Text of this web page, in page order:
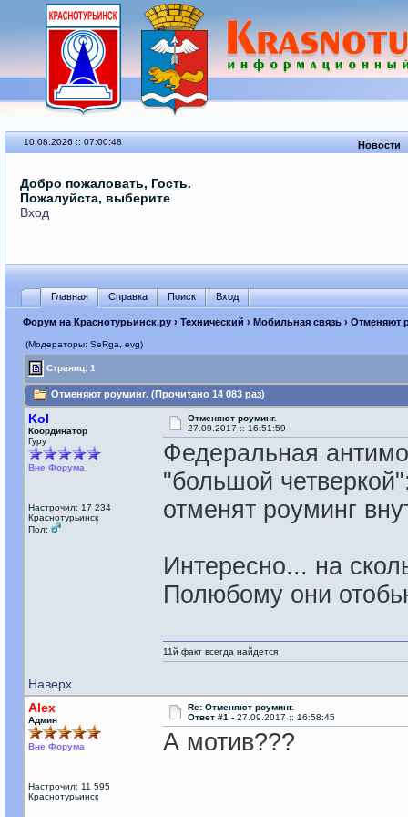
10.08.2026 :: 07:00:48 Новости
Добро пожаловать, Гость.
Пожалуйста, выберите
Вход
Главная Справка Поиск Вход
Форум на Краснотурьинск.ру› Технический › Мобильная связь› Отменяют
(Модераторы: SeRga, evg)
Страниц: 1
Отменяют роуминг. (Прочитано 14 083 раз)
Kol
Координатор
Гуру
Вне Форума
Настрочил: 17 234
Краснотурьинск
Пол:
Отменяют роуминг.
27.09.2017 :: 16:51:59
Федеральная
"большой
отменят роуминг
Интересно... на
Полюбому они
Наверх
11й факт всегда найдется
Alex
Админ
Вне Форума
Настрочил: 11 595
Краснотурьинск
Re: Отменяют роуминг.
Ответ #1 - 27.09.2017 :: 16:58:45
А мотив???